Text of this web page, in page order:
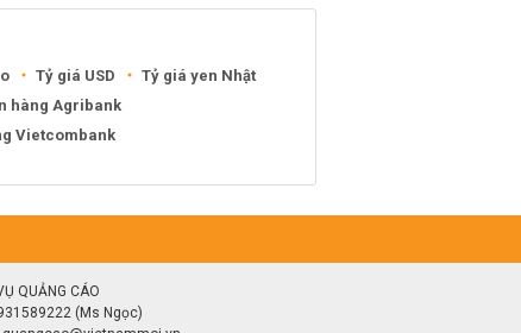
Tỷ giá USD
Tỷ giá yen Nhật
hàng Agribank
Vietcombank
QUẢNG CÁO
(Ms Ngọc)